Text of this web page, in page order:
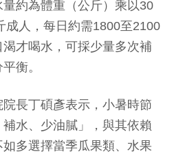
約為體重（公斤）乘以30
成人，每日約需1800至2100
才喝水，可採少量多次補
衡。
長丁碩彥表示，小暑時節
水、少油膩」，與其依賴
多選擇當季瓜果類、水果